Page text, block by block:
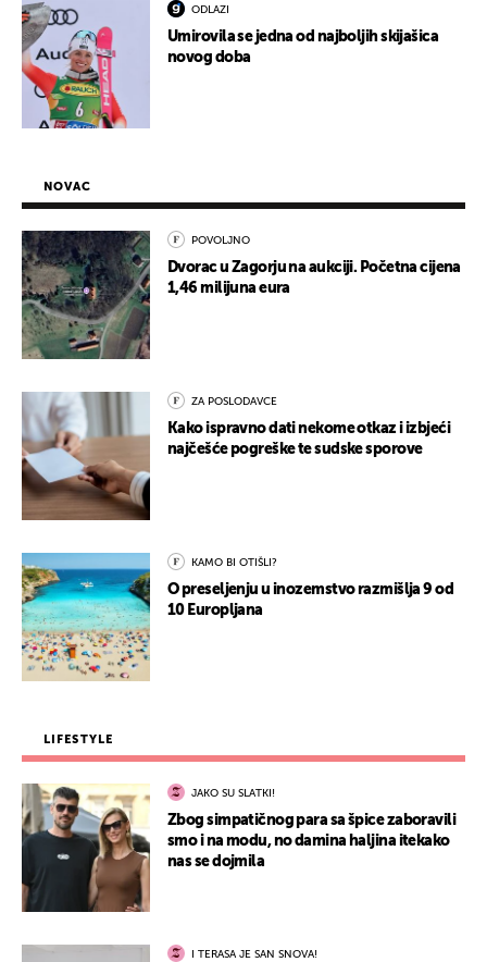
ODLAZI
Umirovila se jedna od najboljih skijašica
novog doba
NOVAC
POVOLJNO
Dvorac u Zagorju na aukciji. Početna cijena
1,46 milijuna eura
ZA POSLODAVCE
Kako ispravno dati nekome otkaz i izbjeći
najčešće pogreške te sudske sporove
KAMO BI OTIŠLI?
O preseljenju u inozemstvo razmišlja 9 od
10 Europljana
LIFESTYLE
JAKO SU SLATKI!
Zbog simpatičnog para sa špice zaboravili
smo i na modu, no damina haljina itekako
nas se dojmila
I TERASA JE SAN SNOVA!